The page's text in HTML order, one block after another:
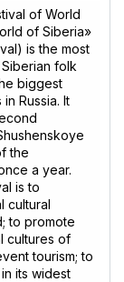
of World
of Siberia»
is the most
folk
biggest
Russia. It
the
a year.
is to
cultural
to promote
cultures of
tourism; to
its widest